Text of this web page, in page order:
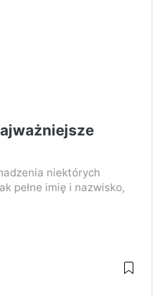
niektórych
pełne imię i nazwisko,